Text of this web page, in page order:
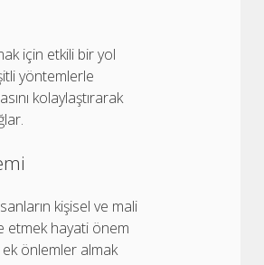
için etkili bir yol
yöntemlerle
kolaylaştırarak
kişisel ve mali
etmek hayati önem
ek önlemler almak